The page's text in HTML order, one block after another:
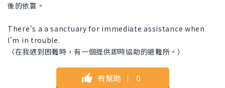
後的依靠。
There's a a sanctuary for immediate assistance when
I'm in trouble.
（在我遇到困難時，有一個提供即時協助的避難所。）
有幫助 ｜ 0